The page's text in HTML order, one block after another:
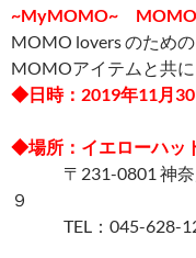
プ~MyMOMO~ MOMO
MOMO lovers のため
MOMOアイテムと共に
◆日時：2019年11月
◆場所：イエローハッ
〒231-0801 神奈川
９
TEL：045-628-